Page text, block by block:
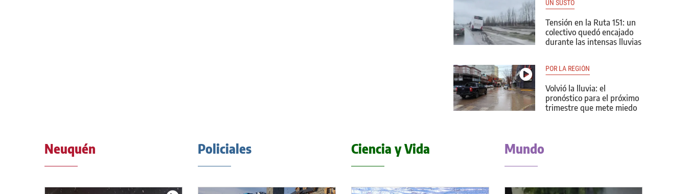
UN SUSTO
Tensión en la Ruta 151: un
colectivo quedó encajado
durante las intensas lluvias
POR LA REGIÓN
Volvió la lluvia: el
pronóstico para el próximo
trimestre que mete miedo
Neuquén Policiales Ciencia y Vida Mundo